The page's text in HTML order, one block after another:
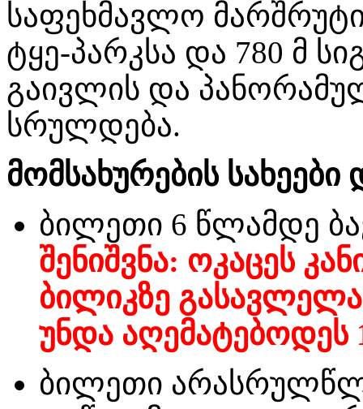
საფეხმავლო
ტყე-პარკსა და 780 მ
გაივლის და
სრულდება.
მომსახურების
ბილეთი 6 წლამდე
შენიშვნა: ოკაცეს
ბილიკზე
უნდა აღემატებოდეს
ბილეთი